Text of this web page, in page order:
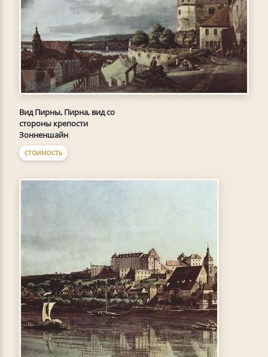
Вид Пирны, Пирна, вид со
стороны крепости
Зонненшайн
СТОИМОСТЬ